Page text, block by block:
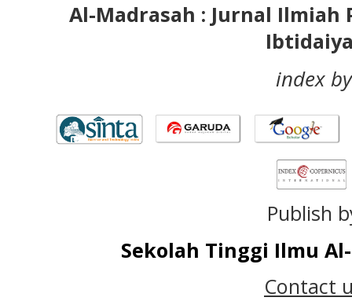
Al-Madrasah : Jurnal Ilmiah
index
Publish
Sekolah Tinggi Ilmu
Contact